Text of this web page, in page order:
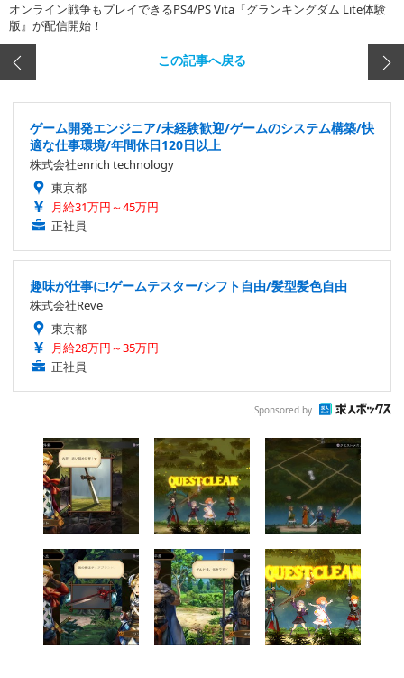
オンライン戦争もプレイできるPS4/PS Vita『グランキングダム Lite体験
版』が配信開始！
この記事へ戻る
ゲーム開発エンジニア/未経験歓迎/ゲームのシステム構築/快
適な仕事環境/年間休日120日以上
株式会社enrich technology
東京都
月給31万円～45万円
正社員
趣味が仕事に!ゲームテスター/シフト自由/髪型髪色自由
株式会社Reve
東京都
月給28万円～35万円
正社員
Sponsored by